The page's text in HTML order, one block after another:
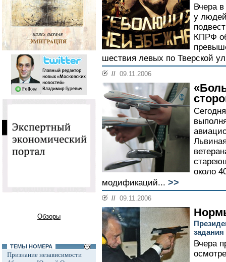
Обзоры
ТЕМЫ НОМЕРА
Признание независимости
Вчера
у
КПРФ
шествия левых по Тверской
// 09.11.2006
около
модификаций... >>
// 09.11.2006
Вчера